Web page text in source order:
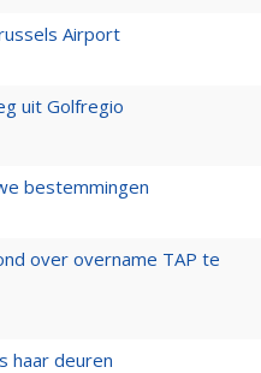
Airport
uit Golfregio
bestemmingen
over overname TAP te
haar deuren